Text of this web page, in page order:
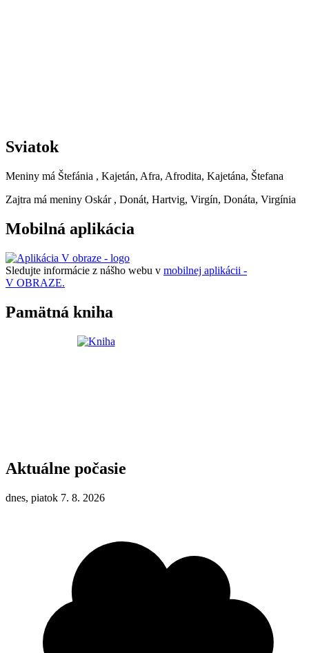
Sviatok
Meniny má Štefánia , Kajetán, Afra, Afrodita, Kajetána, Štefana
Zajtra má meniny Oskár , Donát, Hartvig, Virgín, Donáta, Virgínia
Mobilná aplikácia
Sledujte informácie z nášho webu v mobilnej aplikácii -
V OBRAZE.
Pamätná kniha
Aktuálne počasie
dnes, piatok 7. 8. 2026